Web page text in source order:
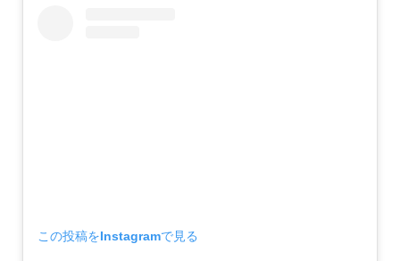
この投稿をInstagramで見る